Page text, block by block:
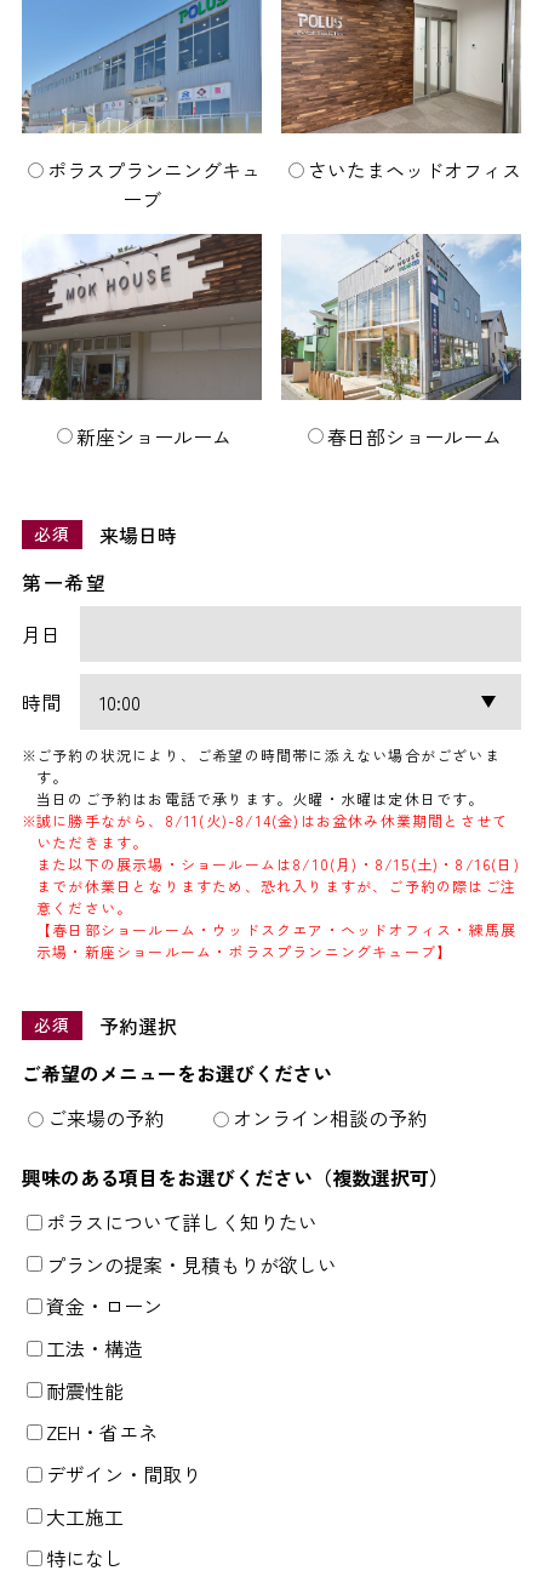
ポラスプランニングキュ
ーブ
さいたまヘッドオフィス
新座ショールーム 春日部ショールーム
来場日時
必須
第一希望
月日
時間
ご予約の状況により、ご希望の時間帯に添えない場合がございま
す。
当日のご予約はお電話で承ります。火曜・水曜は定休日です。
誠に勝手ながら、8/11(火)-8/14(金)はお盆休み休業期間とさせて
いただきます。
また以下の展示場・ショールームは8/10(月)・8/15(土)・8/16(日)
までが休業日となりますため、恐れ入りますが、ご予約の際はご注
意ください。
【春日部ショールーム・ウッドスクエア・ヘッドオフィス・練馬展
示場・新座ショールーム・ポラスプランニングキューブ】
予約選択
必須
ご希望のメニューをお選びください
ご来場の予約
オンライン相談の予約
興味のある項目をお選びください（複数選択可）
ポラスについて詳しく知りたい
プランの提案・見積もりが欲しい
資金・ローン
工法・構造
耐震性能
ZEH・省エネ
デザイン・間取り
大工施工
特になし